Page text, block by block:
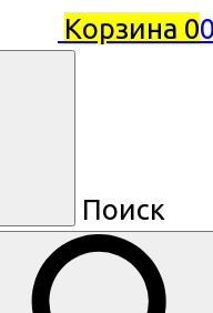
Корзина 0
Поиск